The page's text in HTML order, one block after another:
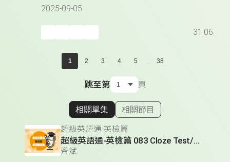
2025-09-05
31:06
1 2 3 4 5 ... 38
跳至第 頁
顯示相關單集
相關單集 相關節目
超級英語通-英檢篇
超級英語通-英檢篇 083 Cloze Test/段落填空-13
齊斌